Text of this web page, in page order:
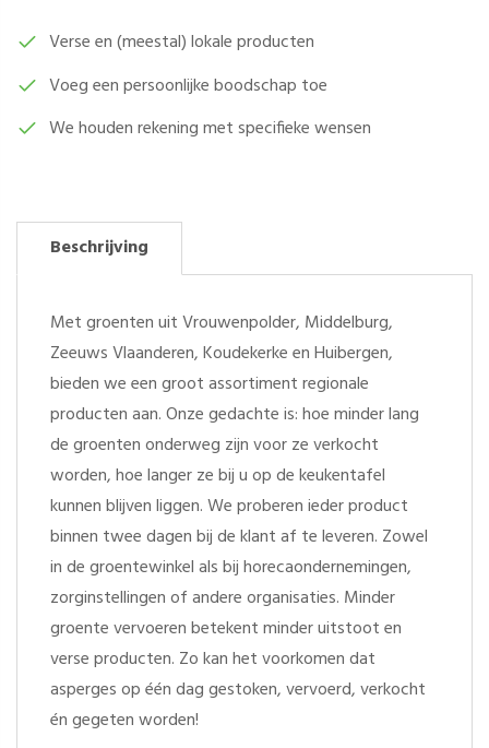
180
AANTAL
Verse en (meestal) lokale producten
Voeg een persoonlijke boodschap toe
We houden rekening met specifieke wensen
Beschrijving
Met groenten uit Vrouwenpolder, Middelburg,
Zeeuws Vlaanderen, Koudekerke en Huibergen,
bieden we een groot assortiment regionale
producten aan. Onze gedachte is: hoe minder lang
de groenten onderweg zijn voor ze verkocht
worden, hoe langer ze bij u op de keukentafel
kunnen blijven liggen. We proberen ieder product
binnen twee dagen bij de klant af te leveren. Zowel
in de groentewinkel als bij horecaondernemingen,
zorginstellingen of andere organisaties. Minder
groente vervoeren betekent minder uitstoot en
verse producten. Zo kan het voorkomen dat
asperges op één dag gestoken, vervoerd, verkocht
én gegeten worden!